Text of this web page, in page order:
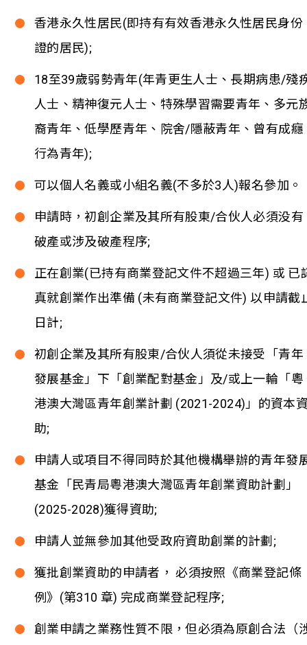
香港永久性居民(即持有有效香港永久性居民身份
證的居民);
18至39歲弱勢青年(年青更生人士、長期病患/殘
人士、精神復元人士、特殊學習需要青年、多元
裔青年、低學歷青年、院舍/隱蔽青年、曾有成癮
行為青年);
可以個人名義或小組名義(不多於3人)報名參加。
申請時，初創企業及其所有股東/合伙人必須没有
破產或涉及破產程序;
正在創業(已持有商業登記文件不超過三年) 或 已
真就創業作出準備 (未有商業登記文件) 以申請截
日計;
初創企業及其所有股東/合伙人須從未接受「青年
發展基金」下「創業配對基金」及/或上一輪「粵
港澳大灣區青年創業計劃 (2021-2024)」的資本
助;
申請人或項目不得同時於其他機構舉辦的青年發
基金「民青局粵港澳大灣區青年創業資助計劃」
(2025-2028)獲得資助;
申請人並無參加其他受政府資助創業的計劃;
獲批創業資助的申請者， 必須按照《商業登記條
例》(第310 章) 完成商業登記程序;
創業申請之業務性質不限，但必須為原創合法（